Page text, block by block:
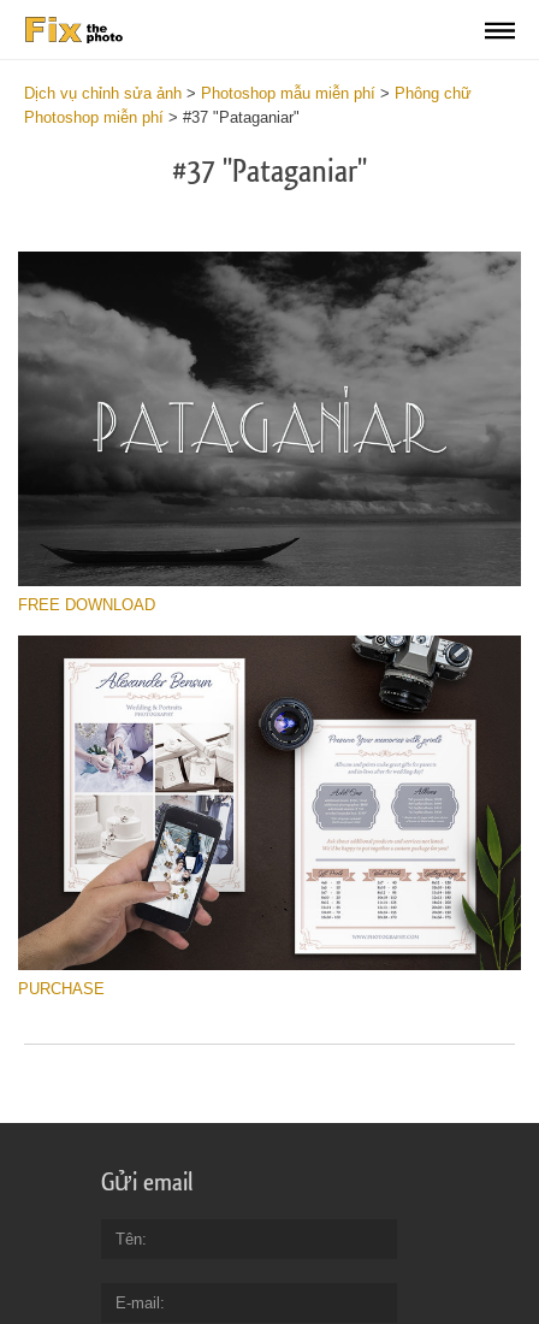
Dịch vụ chỉnh sửa ảnh > Photoshop mẫu miễn phí > Phông chữ
Photoshop miễn phí > #37 "Pataganiar"
#37 "Pataganiar"
Xin hãy lựa chọn
Free Font #37
Wedding Photography Templates
Tải xuống miễn phí
FREE DOWNLOAD
PURCHASE
Gửi email
Tên
E-mail